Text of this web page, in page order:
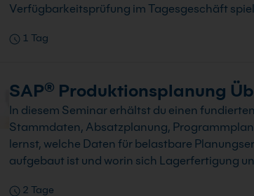
Verfügbarkeitsprüfung im Tagesgeschäft
1 Tag
SAP® Produktionsplanung
In diesem Seminar erhältst du einen
Stammdaten, Absatzplanung,
lernst, welche Daten für belastbare
aufgebaut ist und worin sich Lagerfertigung
2 Tage